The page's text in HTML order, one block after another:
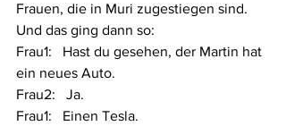
Frauen, die in Muri zugestiegen sind.
Und das ging dann so:
Frau1:   Hast du gesehen, der Martin hat
ein neues Auto.
Frau2:   Ja.
Frau1:   Einen Tesla.